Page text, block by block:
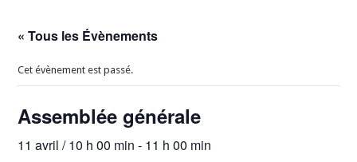
« Tous les Évènements
Cet évènement est passé.
Assemblée générale
11 avril / 10 h 00 min - 11 h 00 min